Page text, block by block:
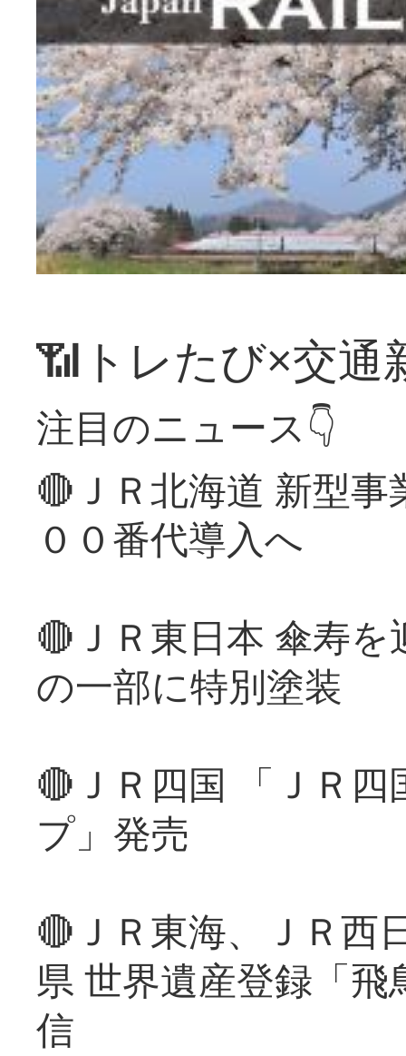
📶トレたび×交通
注目のニュース👇
🔴ＪＲ北海道 新型
００番代導入へ
🔴ＪＲ東日本 傘寿
の一部に特別塗装
🔴ＪＲ四国 「ＪＲ
プ」発売
🔴ＪＲ東海、ＪＲ西
県 世界遺産登録「
信